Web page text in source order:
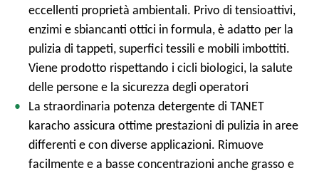
eccellenti proprietà ambientali. Privo di tensioattivi,
enzimi e sbiancanti ottici in formula, è adatto per la
pulizia di tappeti, superfici tessili e mobili imbottiti.
Viene prodotto rispettando i cicli biologici, la salute
delle persone e la sicurezza degli operatori
La straordinaria potenza detergente di TANET
karacho assicura ottime prestazioni di pulizia in aree
differenti e con diverse applicazioni. Rimuove
facilmente e a basse concentrazioni anche grasso e